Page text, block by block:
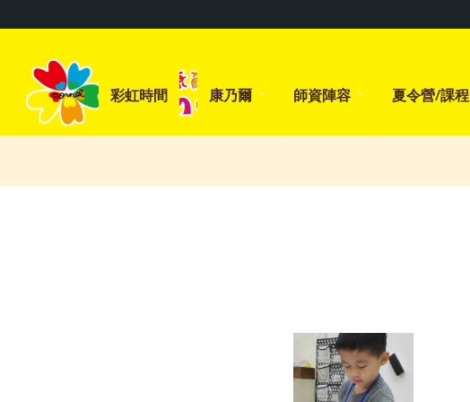
彩虹時間 康乃爾 師資陣容 夏令營/課程